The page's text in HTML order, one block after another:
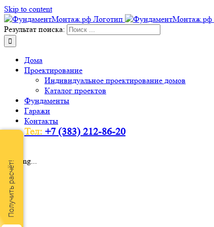
Skip to content
Результат поиска:
Дома
Проектирование
Индивидуальное проектирование домов
Каталог проектов
Фундаменты
Гаражи
Контакты
Тел: +7 (383) 212-86-20
Loading...
Получить расчёт!